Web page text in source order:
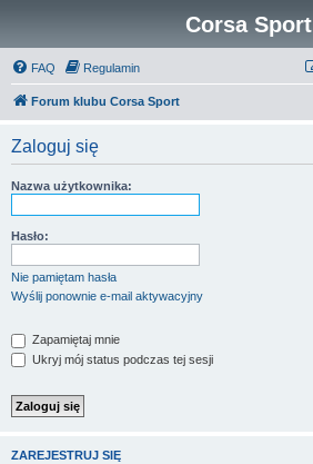
Corsa Sport
FAQ Regulamin
Forum klubu Corsa Sport
Zaloguj się
Nazwa użytkownika:
Hasło:
Nie pamiętam hasła
Wyślij ponownie e-mail aktywacyjny
Zapamiętaj mnie
Ukryj mój status podczas tej sesji
ZAREJESTRUJ SIĘ